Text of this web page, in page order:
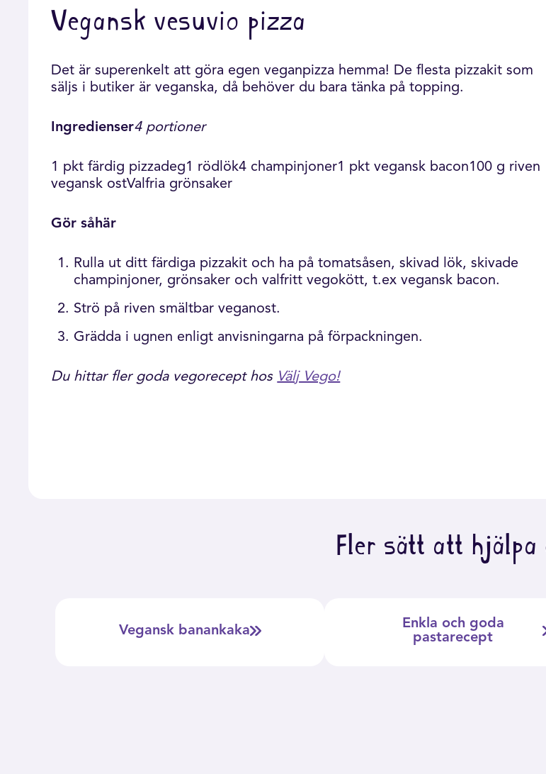
Vegansk vesuvio pizza
Det är superenkelt att göra egen veganpizza hemma! De flesta pizzakit som
säljs i butiker är veganska, då behöver du bara tänka på topping.
Ingredienser4 portioner
1 pkt färdig pizzadeg1 rödlök4 champinjoner1 pkt vegansk bacon100 g riven
vegansk ostValfria grönsaker
Gör såhär
Rulla ut ditt färdiga pizzakit och ha på tomatsåsen, skivad lök, skivade
champinjoner, grönsaker och valfritt vegokött, t.ex vegansk bacon.
Strö på riven smältbar veganost.
Grädda i ugnen enligt anvisningarna på förpackningen.
Du hittar fler goda vegorecept hos Välj Vego!
Fler sätt att hjälpa
Vegansk banankaka
Enkla och goda
pastarecept